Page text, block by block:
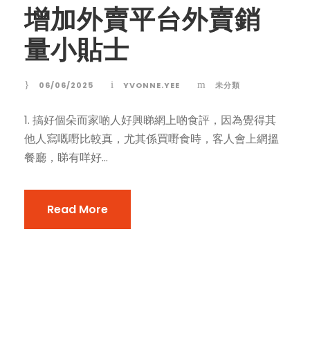
增加外賣平台外賣銷
量小貼士
06/06/2025 YVONNE.YEE 未分類
1. 搞好個朵而家啲人好興睇網上啲食評，因為覺得其
他人寫嘅嘢比較真，尤其係買嘢食時，客人會上網搵
餐廳，睇有咩好...
Read More